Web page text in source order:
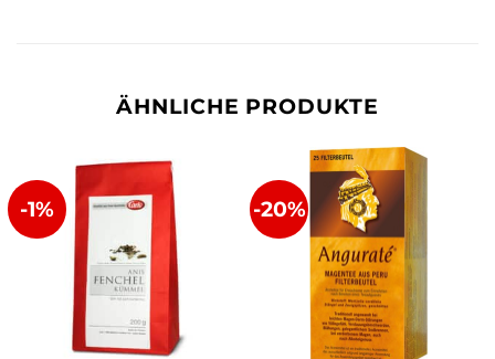
ÄHNLICHE PRODUKTE
-1% -20%